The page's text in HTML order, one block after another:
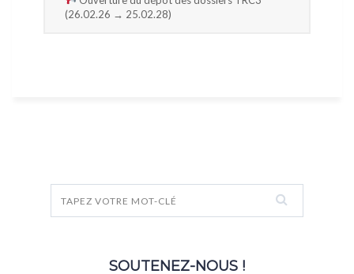
(26.02.26 → 25.02.28)
SOUTENEZ-NOUS !